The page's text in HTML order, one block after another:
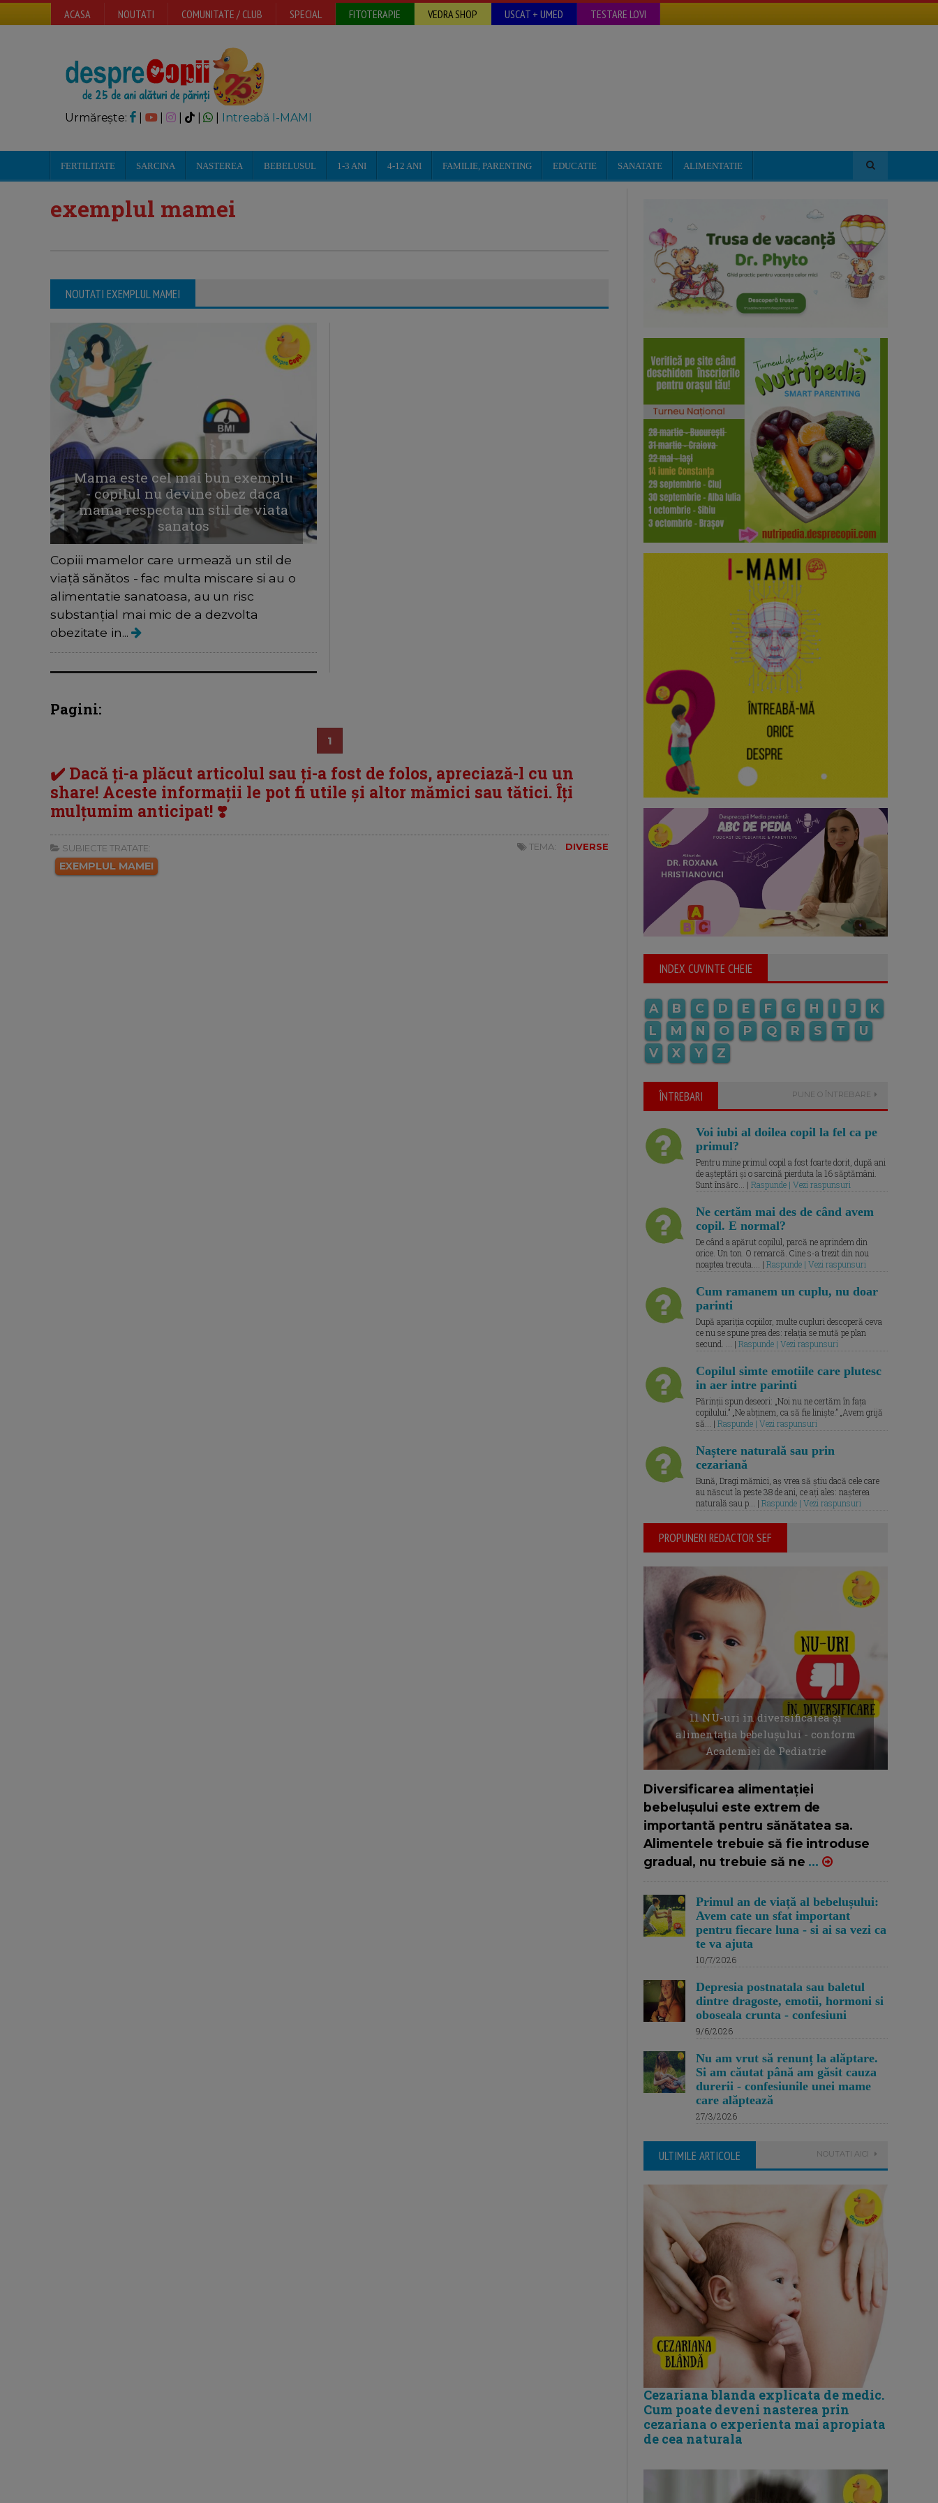
ACASA NOUTATI COMUNITATE / CLUB SPECIAL FITOTERAPIE VEDRA SHOP USCAT + UMED TESTARE LOVI
Urmărește: | | Intreabă I-MAMI
FERTILITATE SARCINA NASTEREA BEBELUSUL 1-3 ANI 4-12 ANI FAMILIE, PARENTING EDUCATIE SANATATE ALIMENTATIE
exemplul mamei
NOUTATI EXEMPLUL MAMEI
Mama este cel mai bun exemplu
- copilul nu devine obez daca
mama respecta un stil de viata
sanatos
Copiii mamelor care urmează un stil de
viață sănătos - fac multa miscare si au o
alimentatie sanatoasa, au un risc
substanțial mai mic de a dezvolta
obezitate in...
Pagini:
1
✔️ Dacă ți-a plăcut articolul sau ți-a fost de folos, apreciază-l cu un
share! Aceste informații le pot fi utile și altor mămici sau tătici. Îți
mulțumim anticipat! ❣️
SUBIECTE TRATATE:
EXEMPLUL MAMEI
TEMA: DIVERSE
INDEX CUVINTE CHEIE
A B C D E F G H I J
K
L
M N O P Q R S T
U
V
X Y Z
ÎNTREBARI PUNE O ÎNTREBARE
Voi iubi al doilea copil la fel ca pe
primul?
Pentru mine primul copil a fost foarte dorit, după ani
de așteptări și o sarcină pierduta la 16 săptămâni.
Sunt însărc... | Raspunde | Vezi raspunsuri
Ne certăm mai des de când avem
copil. E normal?
De când a apărut copilul, parcă ne aprindem din
orice. Un ton. O remarcă. Cine s-a trezit din nou
noaptea trecuta.... | Raspunde | Vezi raspunsuri
Cum ramanem un cuplu, nu doar
parinti
După apariția copiilor, multe cupluri descoperă ceva
ce nu se spune prea des: relația se mută pe plan
secund. ... | Raspunde | Vezi raspunsuri
Copilul simte emotiile care plutesc
in aer intre parinti
Părinții spun deseori: „Noi nu ne certăm în fața
copilului.” „Ne abținem, ca să fie liniște.” „Avem grijă
să... | Raspunde | Vezi raspunsuri
Naștere naturală sau prin
cezariană
Bună, Dragi mămici, aș vrea să știu dacă cele care
au născut la peste 38 de ani, ce ați ales: nașterea
naturală sau p... | Raspunde | Vezi raspunsuri
PROPUNERI REDACTOR SEF
11 NU-uri in diversificarea și
alimentația bebelușului - conform
Academiei de Pediatrie
Diversificarea alimentației
bebelușului este extrem de
importantă pentru sănătatea sa.
Alimentele trebuie să fie introduse
gradual, nu trebuie să ne ...
Primul an de viață al bebelușului:
Avem cate un sfat important
pentru fiecare luna - si ai sa vezi ca
te va ajuta
10/7/2026
Depresia postnatala sau baletul
dintre dragoste, emotii, hormoni si
oboseala crunta - confesiuni
9/6/2026
Nu am vrut să renunț la alăptare.
Si am căutat până am găsit cauza
durerii - confesiunile unei mame
care alăptează
27/3/2026
ULTIMILE ARTICOLE NOUTATI AICI
Cezariana blanda explicata de medic.
Cum poate deveni nasterea prin
cezariana o experienta mai apropiata
de cea naturala